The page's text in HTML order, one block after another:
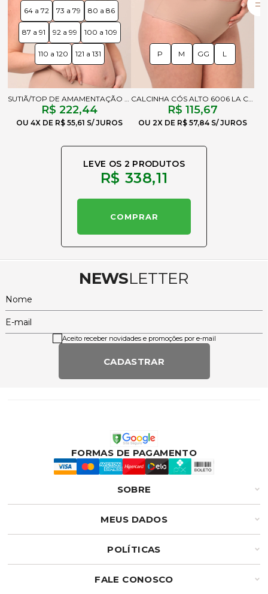
R$ 222,44
4X R$ 55,61
64 a 72 73 a 79 80 a 86
87 a 91 92 a 99 100 a 109
110 a 120 121 a 131
R$ 115,67
2X R$ 57,84
P M GG L
LEVE OS 2 PRODUTOS
R$ 338,11
NEWSLETTER
Nome
E-mail
CADASTRAR
Aceito receber novidades e promoções por e-mail
FORMAS DE PAGAMENTO
SOBRE
MEUS DADOS
POLÍTICAS
FALE CONOSCO